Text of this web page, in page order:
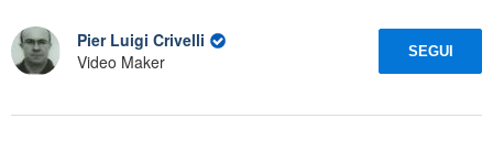
Pier Luigi Crivelli
Video Maker
SEGUI